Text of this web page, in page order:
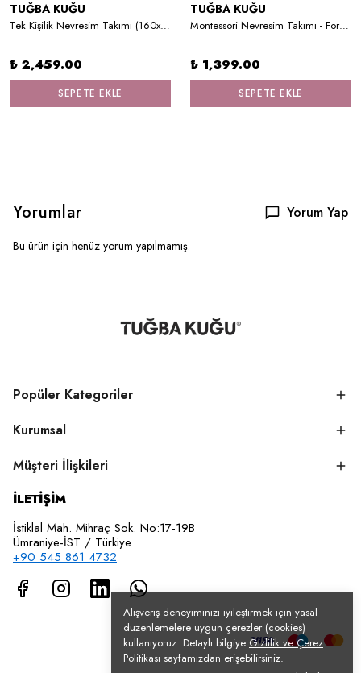
Alışveriş deneyiminizi iyileştirmek için yasal
düzenlemelere uygun çerezler (cookies)
kullanıyoruz. Detaylı bilgiye Gizlilik ve Çerez
Politikası sayfamızdan erişebilirsiniz.
TUĞBA KUĞU
Tek Kişilik Nevresim Takımı (160x220) - Little Lion Series - M Harfi
₺ 2,459.00
SEPETE EKLE
TUĞBA KUĞU
Montessori Nevresim Takımı - For Baby Serisi - Örümcek Adam
₺ 1,399.00
SEPETE EKLE
Yorumlar Yorum Yap
Bu ürün için henüz yorum yapılmamış.
Popüler Kategoriler
Kurumsal
Müşteri İlişkileri
İLETİŞİM
İstiklal Mah. Mihraç Sok. No:17-19B
Ümraniye-İST / Türkiye
+90 545 861 4732